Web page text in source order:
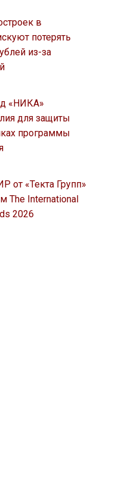
в
потерять
из-за
«НИКА»
для защиты
программы
от «Текта Групп»
The International
2026